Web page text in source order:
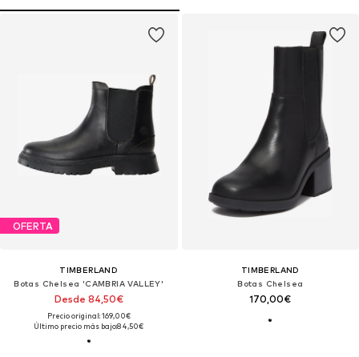
OFERTA
TIMBERLAND
Botas Chelsea 'CAMBRIA VALLEY'
Desde 84,50€
Precio original: 169,00€
Último precio más bajo:84,50€
TIMBERLAND
Botas Chelsea
170,00€